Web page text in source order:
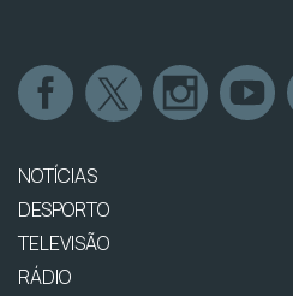
NOTÍCIAS
DESPORTO
TELEVISÃO
RÁDIO